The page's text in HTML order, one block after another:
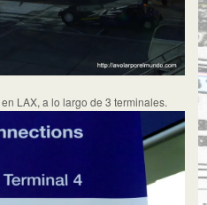
LAX, a lo largo de 3 terminales.